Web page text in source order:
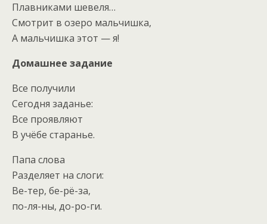
Плавниками шевеля…
Смотрит в озеро мальчишка,
А мальчишка этот — я!
Домашнее задание
Все получили
Сегодня заданье:
Все проявляют
В учёбе старанье.
Папа слова
Разделяет на слоги:
Ве-тер, бе-рё-за,
по-ля-ны, до-ро-ги.